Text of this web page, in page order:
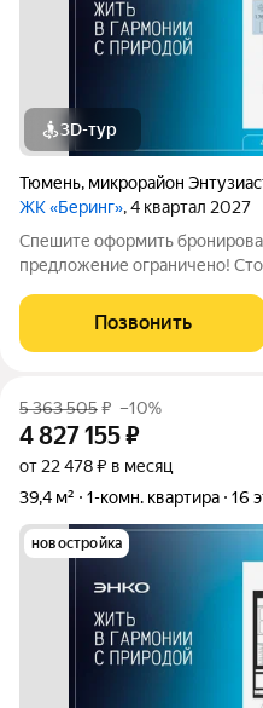
3D-тур
Тюмень, микрорайон
ЖК «Беринг», 4 квартал 2027
Спешите оформить
предложение ограничено!
все подробно расскажем.
застройщика с предчистовой
Позвонить
5 363 505₽ –10%
4 827 155₽
от 22 478 ₽ в месяц
39,4 м²
1-комн. квартира 16
новостройка